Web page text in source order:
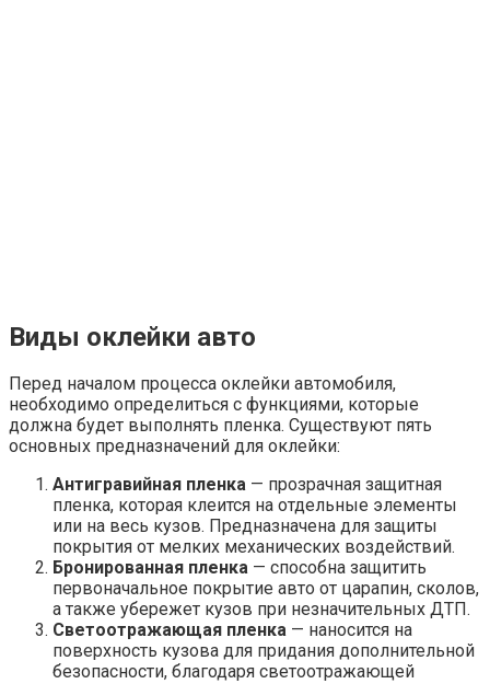
цвет и рисунок за минимальное количество
Примерная стоимость оклейки авто
Окончательная стоимость на услугу оклейки авто будет
зависеть от типа выбранной пленки и от марки машины.
Точная цена озвучивается мастером в каждом
конкретном случае только после оценки масштаба
предполагаемых работ. В среднем, полная перетяжка
кузова легкового автомобиля или минивена недорогим
виниловым покрытием обойдется в пределах15 000-40
000 рублей. При этом оклейка отдельных элементов,
таких как крыша или пороги может обойтись в3 000 — 8